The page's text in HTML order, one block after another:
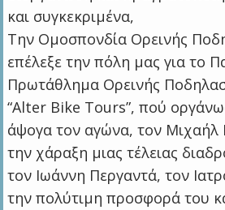
και συγκεκριμένα,
Την Ομοσπονδία Ορεινής
επέλεξε την πόλη μας για το
Πρωτάθλημα Ορεινής
“Alter Bike Tours”, πού
άψογα τον αγώνα, τον Μιχαήλ
την χάραξη μιας τέλειας
τον Ιωάννη Περγαντά, τον
την πολύτιμη προσφορά του